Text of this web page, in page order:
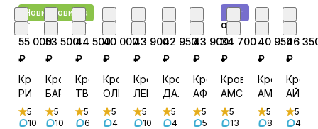
Новинка
от
55 000
₽
Кровать
РИЧИ
5
10
Новинка
от
53 500
₽
Кровать
БАРТОН
5
10
от
44 500
₽
Кровать
ТВИСТ
5
6
от
40 000
₽
Кровать
ОЛИВИЯ
5
4
от
43 900
₽
Кровать
ЛЕРАНО
5
10
от
42 950
₽
Кровать
ДАЛЛАС
5
4
от
43 900
₽
Кровать
АФИНА
5
5
Хит
от
34 700
₽
Кровать
АМСТЕРДАМ
5
13
от
40 950
₽
Кровать
АМЕЛИ
5
8
от
46
₽
5
4